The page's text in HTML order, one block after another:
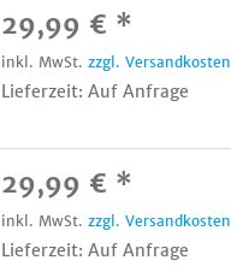
29,99 € *
inkl. MwSt.zzgl. Versandkosten
Lieferzeit: Auf Anfrage
29,99 € *
inkl. MwSt.zzgl. Versandkosten
Lieferzeit: Auf Anfrage